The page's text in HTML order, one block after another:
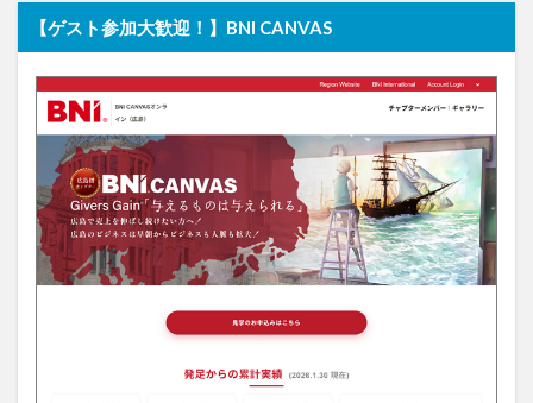
【ゲスト参加大歓迎！】BNI CANVAS